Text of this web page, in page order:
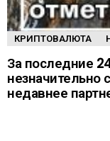
КРИПТОВАЛЮТА
За последние
незначительно
недавнее